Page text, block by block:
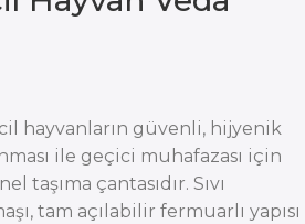
hayvanların güvenli, hijyenik
ile geçici muhafazası için
taşıma çantasıdır. Sıvı
tam açılabilir fermuarlı yapısı